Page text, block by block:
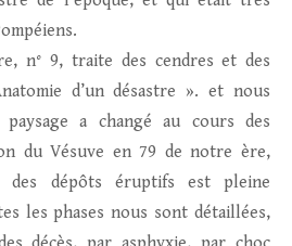
n° 9, traite des cendres et des
d’un désastre ». et nous
a changé au cours des
du Vésuve en 79 de notre ère,
des dépôts éruptifs est pleine
les phases nous sont détaillées,